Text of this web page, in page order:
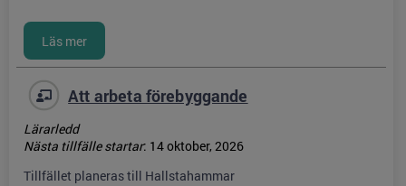
Att arbeta förebyggande
Lärarledd
Nästa tillfälle startar: 14 oktober, 2026
Tillfället planeras till Hallstahammar